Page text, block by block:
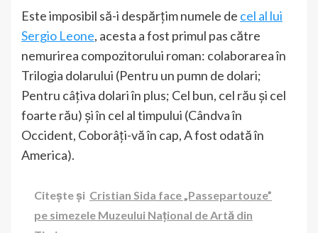
Este imposibil să-i despărțim numele de cel al lui
Sergio Leone, acesta a fost primul pas către
nemurirea compozitorului roman: colaborarea în
Trilogia dolarului (Pentru un pumn de dolari;
Pentru câțiva dolari în plus; Cel bun, cel rău și cel
foarte rău) și în cel al timpului (Cândva în
Occident, Coborâți-vă în cap, A fost odată în
America).
Citește și Cristian Sida face „Passepartouze”
pe simezele Muzeului Național de Artă din